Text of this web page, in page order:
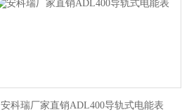
安科瑞厂家直销ADL400导轨式电能表